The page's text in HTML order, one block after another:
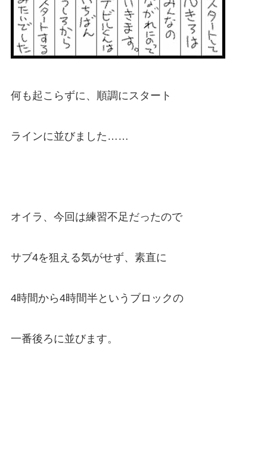
何も起こらずに、順調にスタート
ラインに並びました……
オイラ、今回は練習不足だったので
サブ4を狙える気がせず、素直に
4時間から4時間半というブロックの
一番後ろに並びます。